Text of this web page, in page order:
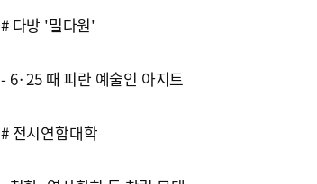
# 다방 '밀다원'
- 6·25 때 피란 예술인 아지트
# 전시연합대학